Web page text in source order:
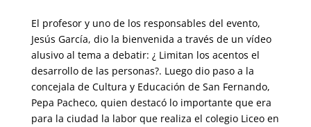
El profesor y uno de los responsables del evento,
Jesús García, dio la bienvenida a través de un vídeo
alusivo al tema a debatir: ¿ Limitan los acentos el
desarrollo de las personas?. Luego dio paso a la
concejala de Cultura y Educación de San Fernando,
Pepa Pacheco, quien destacó lo importante que era
para la ciudad la labor que realiza el colegio Liceo en